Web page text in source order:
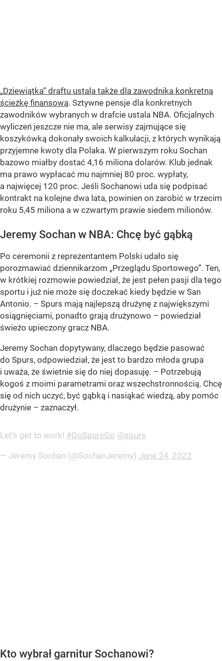
„Dziewiątka” draftu ustala także dla zawodnika konkretną
ścieżkę finansową. Sztywne pensje dla konkretnych
zawodników wybranych w drafcie ustala NBA. Oficjalnych
wyliczeń jeszcze nie ma, ale serwisy zajmujące się
koszykówką dokonały swoich kalkulacji, z których wynikają
przyjemne kwoty dla Polaka. W pierwszym roku Sochan
bazowo miałby dostać 4,16 miliona dolarów. Klub jednak
ma prawo wypłacać mu najmniej 80 proc. wypłaty,
a najwięcej 120 proc. Jeśli Sochanowi uda się podpisać
kontrakt na kolejne dwa lata, powinien on zarobić w trzecim
roku 5,45 miliona a w czwartym prawie siedem milionów.
Jeremy Sochan w NBA: Chcę być gąbką
Po ceremonii z reprezentantem Polski udało się
porozmawiać dziennikarzom „Przeglądu Sportowego”. Ten,
w krótkiej rozmowie powiedział, że jest pełen pasji dla tego
sportu i już nie może się doczekać kiedy będzie w San
Antonio. – Spurs mają najlepszą drużynę z największymi
osiągnięciami, ponadto grają drużynowo – powiedział
świeżo upieczony gracz NBA.
Jeremy Sochan dopytywany, dlaczego będzie pasować
do Spurs, odpowiedział, że jest to bardzo młoda grupa
i uważa, że świetnie się do niej dopasuję. – Potrzebują
kogoś z moimi parametrami oraz wszechstronnością. Chcę
się od nich uczyć, być gąbką i nasiąkać wiedzą, aby pomóc
drużynie – zaznaczył.
Let’s get to work! #GoSpursGo @spurs
— Jeremy Sochan (@SochanJeremy) June 24, 2022
Kto wybrał garnitur Sochanowi?